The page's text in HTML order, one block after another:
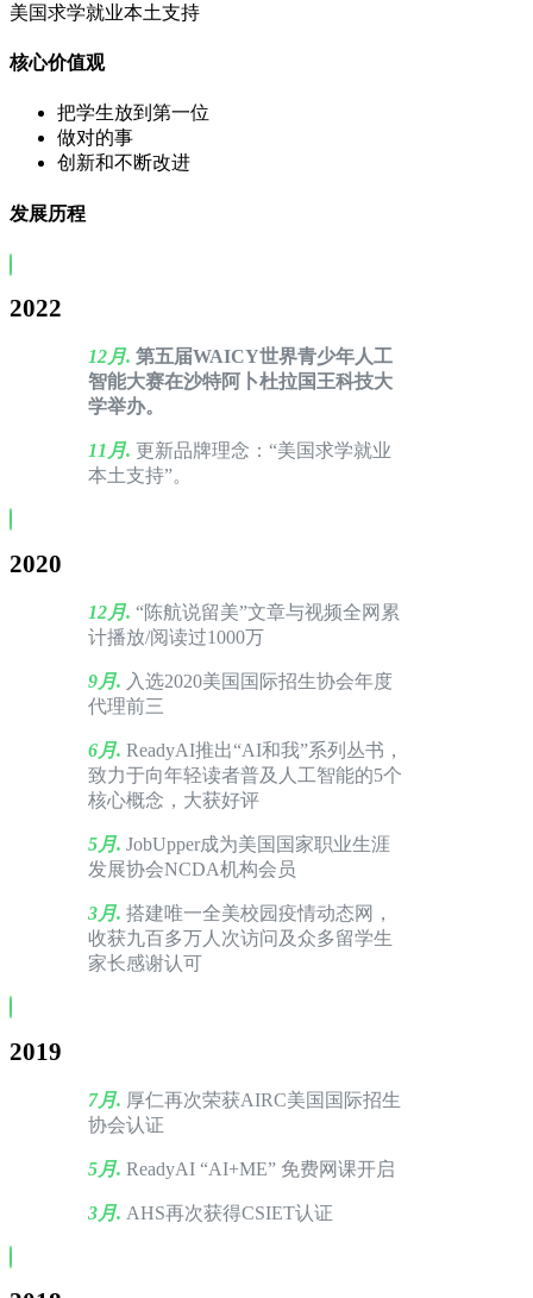
美国求学就业本土支持
核心价值观
把学生放到第一位
做对的事
创新和不断改进
发展历程
2022
12月. 第五届WAICY世界青少年人工
智能大赛在沙特阿卜杜拉国王科技大
学举办。
11月. 更新品牌理念：“美国求学就业
本土支持”。
2020
12月. “陈航说留美”文章与视频全网累
计播放/阅读过1000万
9月. 入选2020美国国际招生协会年度
代理前三
6月. ReadyAI推出“AI和我”系列丛书，
致力于向年轻读者普及人工智能的5个
核心概念，大获好评
5月. JobUpper成为美国国家职业生涯
发展协会NCDA机构会员
3月. 搭建唯一全美校园疫情动态网，
收获九百多万人次访问及众多留学生
家长感谢认可
2019
7月. 厚仁再次荣获AIRC美国国际招生
协会认证
5月. ReadyAI “AI+ME” 免费网课开启
3月. AHS再次获得CSIET认证